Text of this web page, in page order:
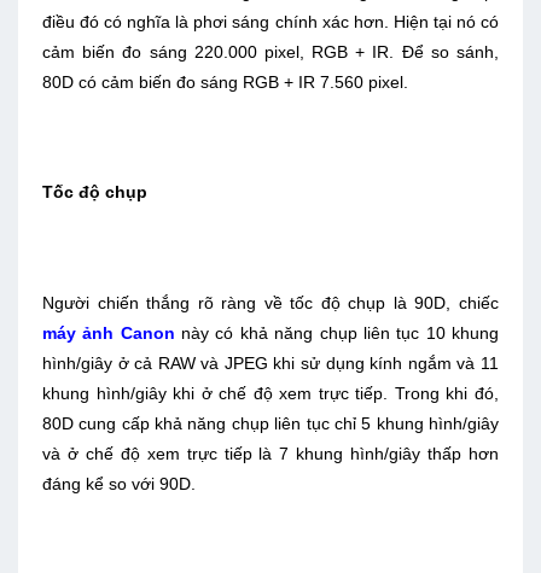
điều đó có nghĩa là phơi sáng chính xác hơn. Hiện tại nó có
cảm biến đo sáng 220.000 pixel, RGB + IR. Để so sánh,
80D có cảm biến đo sáng RGB + IR 7.560 pixel.
Tốc độ chụp
Người chiến thắng rõ ràng về tốc độ chụp là 90D, chiếc
máy ảnh Canon này có khả năng chụp liên tục 10 khung
hình/giây ở cả RAW và JPEG khi sử dụng kính ngắm và 11
khung hình/giây khi ở chế độ xem trực tiếp. Trong khi đó,
80D cung cấp khả năng chụp liên tục chỉ 5 khung hình/giây
và ở chế độ xem trực tiếp là 7 khung hình/giây thấp hơn
đáng kể so với 90D.